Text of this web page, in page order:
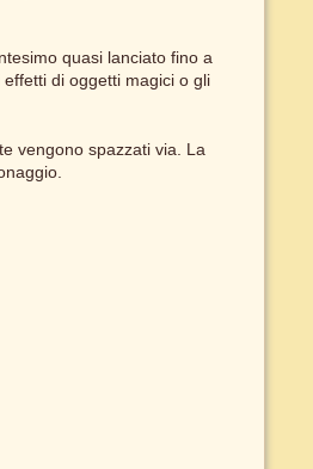
quasi lanciato fino a
di oggetti magici o gli
vengono spazzati via. La